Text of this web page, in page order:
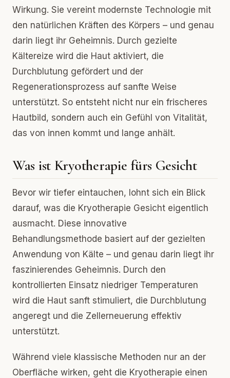
Wirkung. Sie vereint modernste Technologie mit
den natürlichen Kräften des Körpers – und genau
darin liegt ihr Geheimnis. Durch gezielte
Kältereize wird die Haut aktiviert, die
Durchblutung gefördert und der
Regenerationsprozess auf sanfte Weise
unterstützt. So entsteht nicht nur ein frischeres
Hautbild, sondern auch ein Gefühl von Vitalität,
das von innen kommt und lange anhält.
Was ist Kryotherapie fürs Gesicht
Bevor wir tiefer eintauchen, lohnt sich ein Blick
darauf, was die Kryotherapie Gesicht eigentlich
ausmacht. Diese innovative
Behandlungsmethode basiert auf der gezielten
Anwendung von Kälte – und genau darin liegt ihr
faszinierendes Geheimnis. Durch den
kontrollierten Einsatz niedriger Temperaturen
wird die Haut sanft stimuliert, die Durchblutung
angeregt und die Zellerneuerung effektiv
unterstützt.
Während viele klassische Methoden nur an der
Oberfläche wirken, geht die Kryotherapie einen